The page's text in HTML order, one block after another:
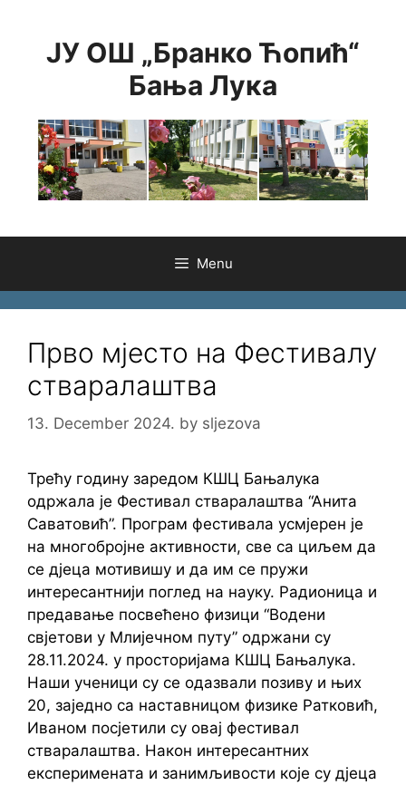
contentЈУ ОШ „Бранко Ћопић“
Бања Лука
Menu
Прво мјесто на Фестивалу
стваралаштва
13. December 2024. by sljezova
Трећу годину заредом КШЦ Бањалука
одржала је Фестивал стваралаштва “Анита
Саватовић”. Програм фестивала усмјерен је
на многобројне активности, све са циљем да
се дјеца мотивишу и да им се пружи
интересантнији поглед на науку. Радионица и
предавање посвећено физици “Водени
свјетови у Млијечном путу” одржани су
28.11.2024. у просторијама КШЦ Бањалука.
Наши ученици су се одазвали позиву и њих
20, заједно са наставницом физике Ратковић,
Иваном посјетили су овај фестивал
стваралаштва. Након интересантних
експеримената и занимљивости које су дјеца